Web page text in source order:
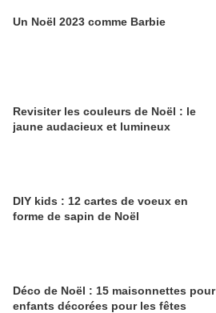
Un Noël 2023 comme Barbie
Revisiter les couleurs de Noël : le
jaune audacieux et lumineux
DIY kids : 12 cartes de voeux en
forme de sapin de Noël
Déco de Noël : 15 maisonnettes pour
enfants décorées pour les fêtes